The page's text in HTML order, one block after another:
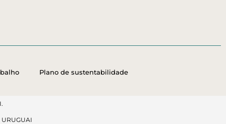
Plano de sustentabilidade
URUGUAI